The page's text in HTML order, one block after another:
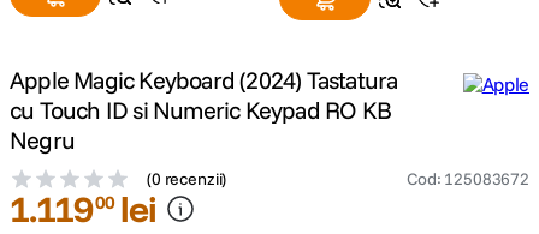
Apple Magic Keyboard (2024) Tastatura
cu Touch ID si Numeric Keypad RO KB
Negru
(0 recenzii) Cod: 125083672
1.11900 lei